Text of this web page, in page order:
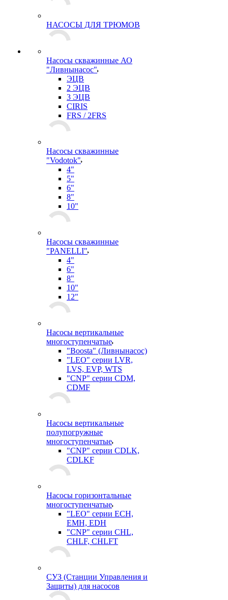
НАСОСЫ ДЛЯ ТРЮМОВ
Насосы скважинные АО
"Ливнынасос"
ЭЦВ
2 ЭЦВ
3 ЭЦВ
CIRIS
FRS / 2FRS
Насосы скважинные
"Vodotok"
4"
5"
6"
8"
10"
Насосы скважинные
"PANELLI"
4"
6"
8"
10"
12"
Насосы вертикальные
многоступенчатые
"Boosta" (Ливнынасос)
"LEO" серии LVR,
LVS, EVP, WTS
"CNP" серии CDM,
CDMF
Насосы вертикальные
полупогружные
многоступенчатые
"CNP" серии CDLK,
CDLKF
Насосы горизонтальные
многоступенчатые
"LEO" серии ECH,
EMH, EDH
"CNP" серии CHL,
CHLF, CHLFT
СУЗ (Станции Управления и
Защиты) для насосов